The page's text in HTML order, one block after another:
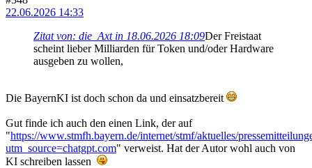
22.06.2026 14:33
Zitat von: die_Axt in 18.06.2026 18:09Der Freistaat
scheint lieber Milliarden für Token und/oder Hardware
ausgeben zu wollen,
Die BayernKI ist doch schon da und einsatzbereit
Gut finde ich auch den einen Link, der auf
"https://www.stmfh.bayern.de/internet/stmf/aktuelles/
utm_source=chatgpt.com" verweist. Hat der Autor wohl auch von
KI schreiben lassen